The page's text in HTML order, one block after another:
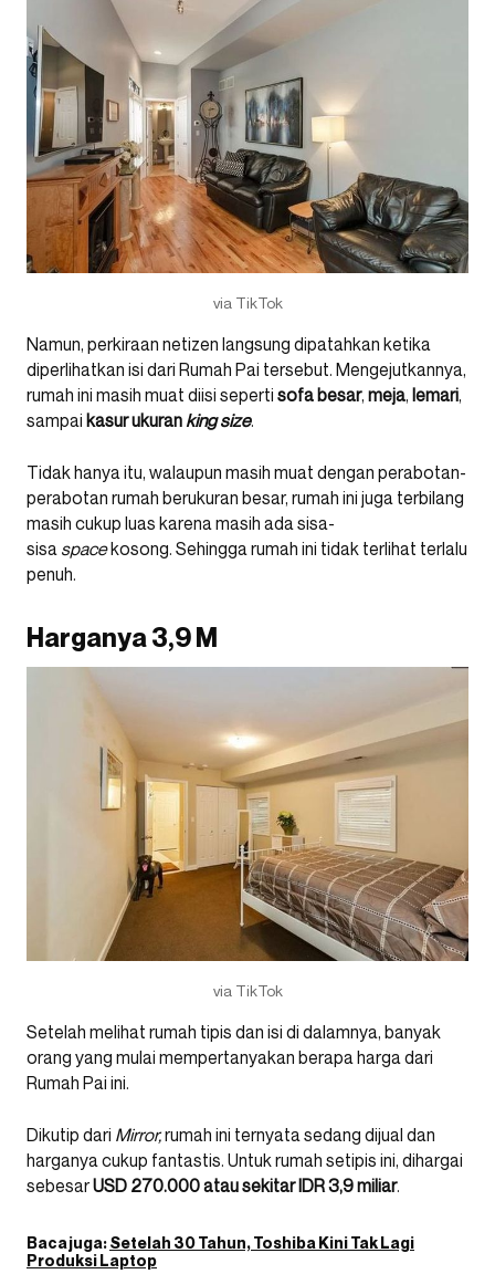
via TikTok
Namun, perkiraan netizen langsung dipatahkan ketika
diperlihatkan isi dari Rumah Pai tersebut. Mengejutkannya,
rumah ini masih muat diisi seperti sofa besar, meja, lemari,
sampai kasur ukuran king size.
Tidak hanya itu, walaupun masih muat dengan perabotan-
perabotan rumah berukuran besar, rumah ini juga terbilang
masih cukup luas karena masih ada sisa-
sisa spacekosong. Sehingga rumah ini tidak terlihat terlalu
penuh.
Harganya 3,9 M
via TikTok
Setelah melihat rumah tipis dan isi di dalamnya, banyak
orang yang mulai mempertanyakan berapa harga dari
Rumah Pai ini.
Dikutip dari Mirror,rumah ini ternyata sedang dijual dan
harganya cukup fantastis. Untuk rumah setipis ini, dihargai
sebesarUSD 270.000 atau sekitar IDR 3,9 miliar.
Baca juga:Setelah 30 Tahun, Toshiba Kini Tak Lagi
Produksi Laptop